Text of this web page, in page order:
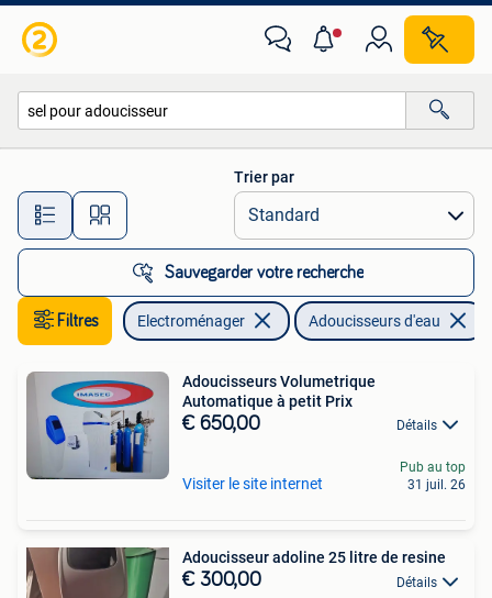
Toutes les distances…
Trier par
Sauvegarder votre recherche
Filtres Electroménager Adoucisseurs d'eau
Adoucisseurs Volumetrique
Automatique à petit Prix
€ 650,00 Détails
Visiter le site internet
Pub au top
31 juil. 26
Adoucisseur adoline 25 litre de resine
€ 300,00 Détails